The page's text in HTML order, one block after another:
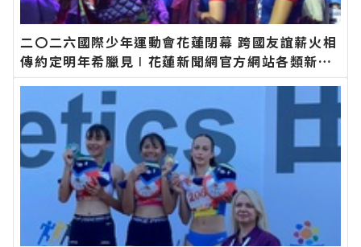
二〇二六國際少年運動會花蓮閉幕 跨國友誼薪火相
傳約定明年希臘見∣花蓮新聞網官方網站各類新聞
－最快速的今日新聞報導 最新的在地資訊！